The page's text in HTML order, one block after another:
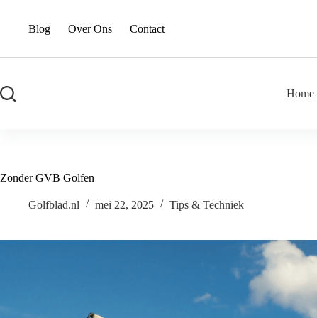
Blog Over Ons Contact
Home
Zonder GVB Golfen
Golfblad.nl mei 22, 2025 Tips & Techniek